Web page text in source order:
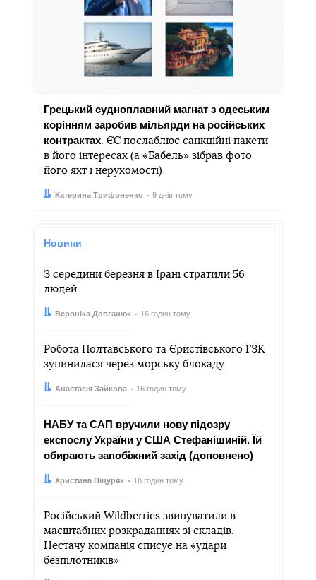
Грецький судноплавний магнат з одеським
корінням заробив мільярди на російських
контрактах. ЄС послаблює санкційні пакети
в його інтересах (а «Бабель» зібрав фото
його яхт і нерухомості)
Автор:
Катерина Трифоненко
Дата: 9 днів тому
Новини
З середини березня в Ірані стратили 56
людей
Автор:
Вероніка Довганюк
Дата: 16 годин тому
Робота Полтавського та Єристівського ГЗК
зупинилася через морську блокаду
Автор:Анастасія Зайкова
Дата: 16 годин тому
НАБУ та САП вручили нову підозру
експослу України у США Стефанішиній. Їй
обирають запобіжний захід (доповнено)
Автор:
Христина Піцуряк
Дата: 18 годин тому
Російський Wildberries звинуватили в
масштабних розкраданнях зі складів.
Нестачу компанія списує на «удари
безпілотників»